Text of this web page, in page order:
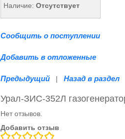
Наличие: Отсутствует
Сообщить о поступлении
Добавить в отложенные
Предыдущий | Назад в раздел
Урал-ЗИС-352Л
Нет отзывов.
Добавить отзыв